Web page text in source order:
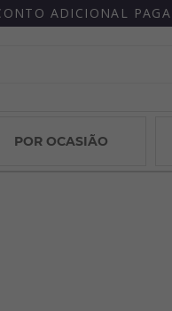
DENTRO DOS
POR OCASIÃO